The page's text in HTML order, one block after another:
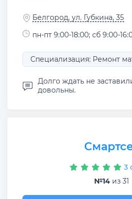
Белгород, ул. Губкина, 35
пн-пт 9:00-18:00; сб 9:00-
Специализация: Ремонт
Долго ждать не
довольны.
3
№14 из 31